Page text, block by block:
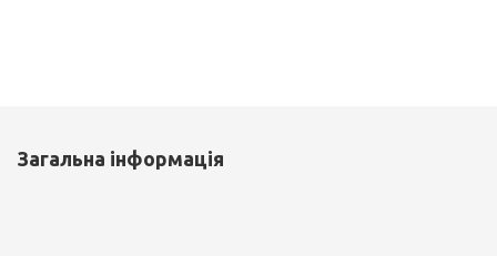
Загальна інформація